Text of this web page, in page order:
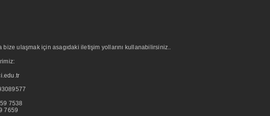
bize ulaşmak için asagıdaki iletişim yollarını kullanabilirsiniz..
7538
7659